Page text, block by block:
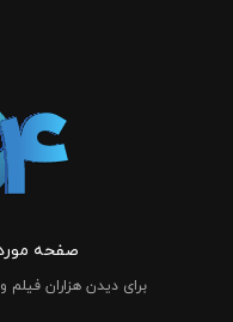
صفحه
برای دیدن هزاران فیلم